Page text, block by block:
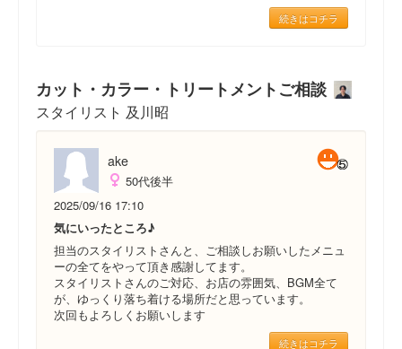
続きはコチラ
カット・カラー・トリートメントご相談
スタイリスト 及川昭
ake
50代後半
2025/09/16 17:10
気にいったところ♪
担当のスタイリストさんと、ご相談しお願いしたメニュ
ーの全てをやって頂き感謝してます。
スタイリストさんのご対応、お店の雰囲気、BGM全て
が、ゆっくり落ち着ける場所だと思っています。
次回もよろしくお願いします
続きはコチラ